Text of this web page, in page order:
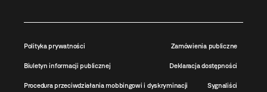
Polityka prywatności Zamówienia publiczne
Biuletyn informacji publicznej Deklaracja dostępności
Procedura przeciwdziałania mobbingowi i dyskryminacji Sygnaliści